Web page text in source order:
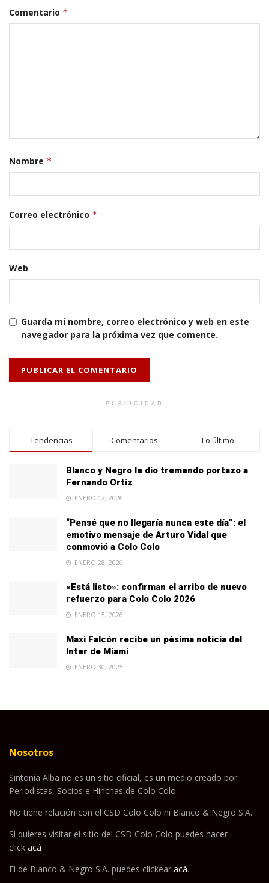
Comentario *
Nombre *
Correo electrónico *
Web
Guarda mi nombre, correo electrónico y web en este
navegador para la próxima vez que comente.
PUBLICIDAD
Tendencias Comentarios Lo último
Blanco y Negro le dio tremendo portazo a
Fernando Ortiz
ENERO 12, 2026
“Pensé que no llegaría nunca este día”: el
emotivo mensaje de Arturo Vidal que
conmovió a Colo Colo
ENERO 28, 2026
«Está listo»: confirman el arribo de nuevo
refuerzo para Colo Colo 2026
ENERO 15, 2026
Maxi Falcón recibe un pésima noticia del
Inter de Miami
ENERO 30, 2025
Nosotros
Sintonía Alba no es un sitio oficial, es un medio creado por
Periodistas, Socios e Hinchas de Colo Colo.
No tiene relación con el CSD Colo Colo ni Blanco & Negro S.A.
Si quieres visitar el sitio del CSD Colo Colo puedes hacer
click acá
El de Blanco & Negro S.A. puedes clickear acá.